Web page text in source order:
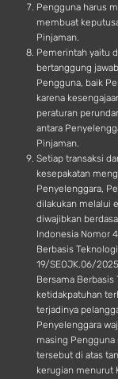
Pengguna harus
membuat
Pinjaman.
Pemerintah yaitu
bertanggung
Pengguna, baik
karena
peraturan
antara
Pinjaman.
Setiap transaksi
kesepakatan
Penyelenggara,
dilakukan melalui
diwajibkan
Indonesia Nomor
Berbasis
19/SEOJK.06/
Bersama Berbasis
ketidakpatuhan
terjadinya
Penyelenggara
masing Pengguna
tersebut di atas
kerugian menurut